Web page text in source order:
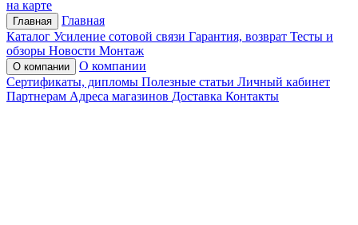
на карте
Главная
Главная
Каталог Усиление сотовой связи Гарантия, возврат Тесты и
обзоры Новости Монтаж
О компании
О компании
Сертификаты, дипломы Полезные статьи Личный кабинет
Партнерам Адреса магазинов Доставка Контакты